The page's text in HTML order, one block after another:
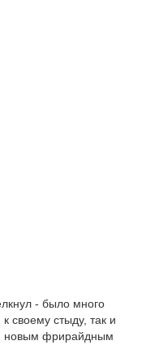
- было много
своему стыду, так и
новым фрирайдным